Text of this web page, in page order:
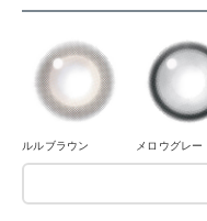
ルルブラウン メロウグレー